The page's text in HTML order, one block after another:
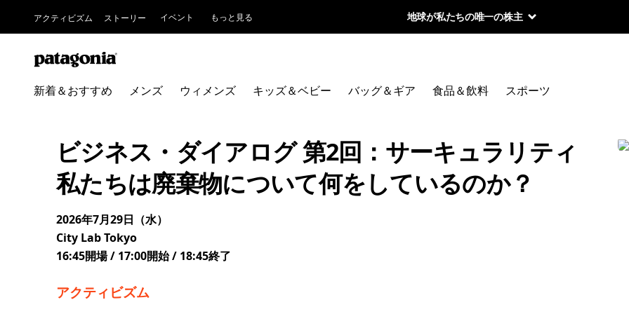
アクティビズム ストーリー イベント もっと見る 地球が私たちの唯一の株主
新着＆おすすめ メンズ ウィメンズ キッズ＆ベビー バッグ＆ギア 食品＆飲料 スポーツ
ビジネス・ダイアログ 第2回：サーキュラリティ
私たちは廃棄物について何をしているのか？
2026年7月29日（水）
City Lab Tokyo
16:45開場 / 17:00開始 / 18:45終了
アクティビズム